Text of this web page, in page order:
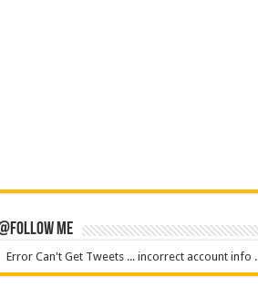
Me
Error Can't Get Tweets ... incorrect account info .